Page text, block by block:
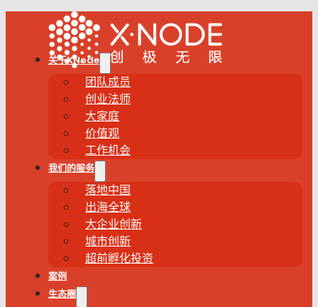
关于XNode
团队成员
创业法师
大家庭
价值观
工作机会
我们的服务
落地中国
出海全球
大企业创新
城市创新
超前孵化投资
案例
生态圈